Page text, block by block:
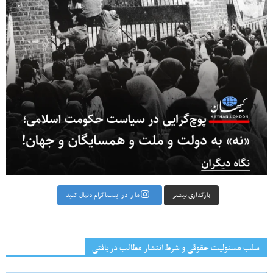
بارگذاری بیشتر ما را در اینستاگرام دنبال کنید
سلب مسئولیت حقوقی و شرط انتشار مطالب دریافتی